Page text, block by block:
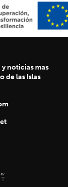
noticias mas
de las Islas